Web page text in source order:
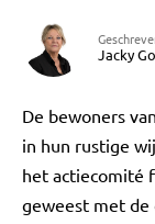
Jacky
De bewoners
in hun rustige
het actiecomité
geweest met de